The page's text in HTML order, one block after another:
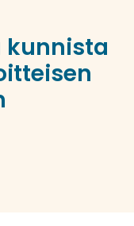
kunnista